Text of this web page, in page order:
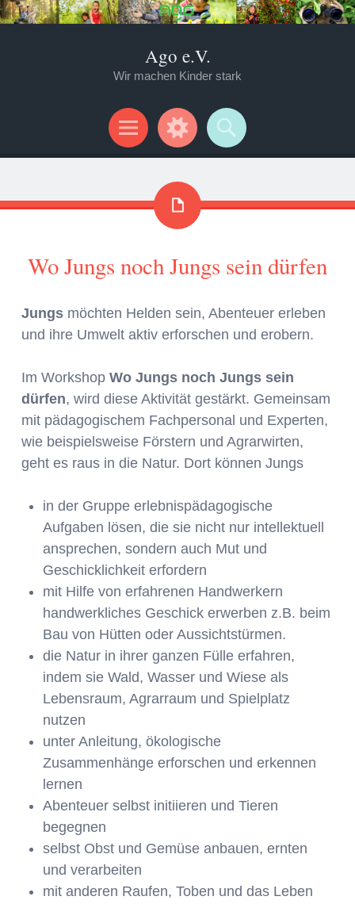
Ago e.V.
Wir machen Kinder stark
Menü
Widgets
Suchen
Wo Jungs noch Jungs sein dürfen
Jungs möchten Helden sein, Abenteuer erleben
und ihre Umwelt aktiv erforschen und erobern.
Im Workshop Wo Jungs noch Jungs sein
dürfen, wird diese Aktivität gestärkt. Gemeinsam
mit pädagogischem Fachpersonal und Experten,
wie beispielsweise Förstern und Agrarwirten,
geht es raus in die Natur. Dort können Jungs
in der Gruppe erlebnispädagogische
Aufgaben lösen, die sie nicht nur intellektuell
ansprechen, sondern auch Mut und
Geschicklichkeit erfordern
mit Hilfe von erfahrenen Handwerkern
handwerkliches Geschick erwerben z.B. beim
Bau von Hütten oder Aussichtstürmen.
die Natur in ihrer ganzen Fülle erfahren,
indem sie Wald, Wasser und Wiese als
Lebensraum, Agrarraum und Spielplatz
nutzen
unter Anleitung, ökologische
Zusammenhänge erforschen und erkennen
lernen
Abenteuer selbst initiieren und Tieren
begegnen
selbst Obst und Gemüse anbauen, ernten
und verarbeiten
mit anderen Raufen, Toben und das Leben